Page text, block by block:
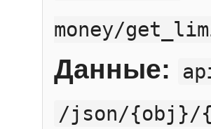
money/
Данные:
/json/{obj}/